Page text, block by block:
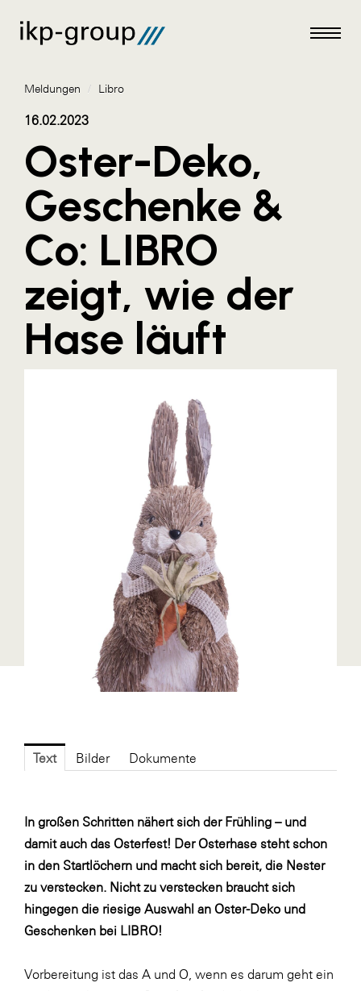
Meldungen
AKTUELLES
ACO
ALEX Krems
Amazon Web Services
Artweger
AustroCel Hallein
Bundesverband Sonnenschutztechnik
Colmobil Austria
Controller Institut
Designer Outlets Parndorf und Salzburg
DOMOFERM
FG UBIT Salzburg
FRoSTA
Gardena
Gas Connect Austria
GBV - Verband gemeinnütziger
Bauvereinigungen
Getzner Werkstoffe
ikp
Meldungen / Libro
16.02.2023
Oster-Deko,
Geschenke &
Co: LIBRO
zeigt, wie der
Hase läuft
Text Bilder Dokumente
In großen Schritten nähert sich der Frühling – und
damit auch das Osterfest! Der Osterhase steht schon
in den Startlöchern und macht sich bereit, die Nester
zu verstecken. Nicht zu verstecken braucht sich
hingegen die riesige Auswahl an Oster-Deko und
Geschenken bei LIBRO!
Vorbereitung ist das A und O, wenn es darum geht ein